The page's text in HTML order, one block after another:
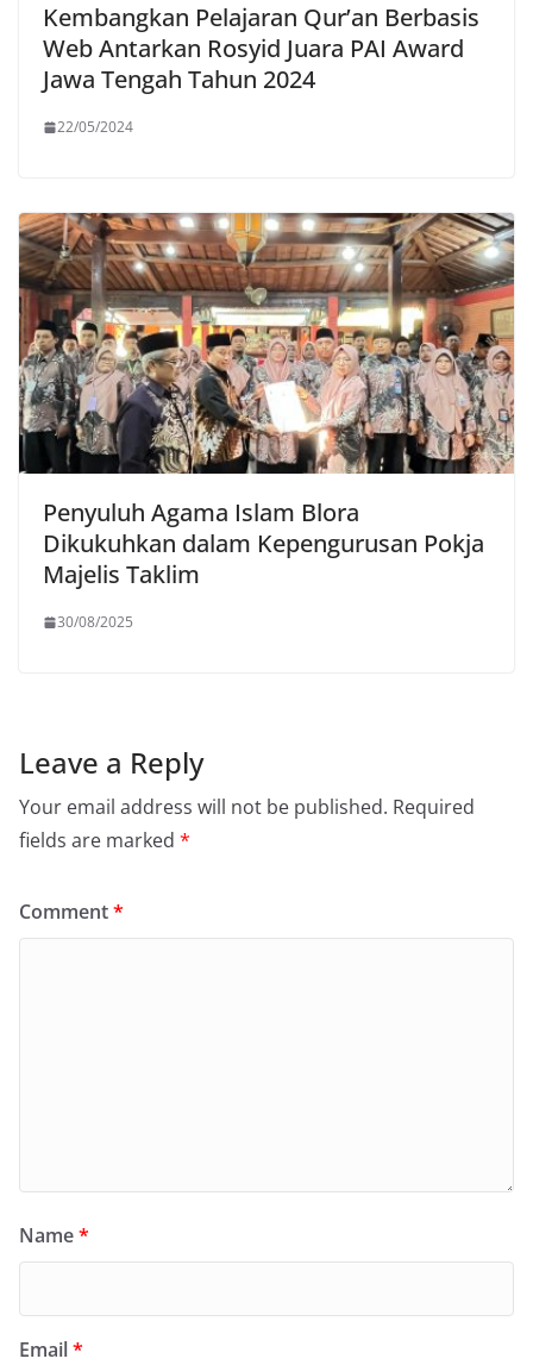
Kembangkan Pelajaran Qur’an Berbasis
Web Antarkan Rosyid Juara PAI Award
Jawa Tengah Tahun 2024
22/05/2024
Penyuluh Agama Islam Blora
Dikukuhkan dalam Kepengurusan Pokja
Majelis Taklim
30/08/2025
Leave a Reply
Your email address will not be published. Required
fields are marked *
Comment*
Name*
Email*